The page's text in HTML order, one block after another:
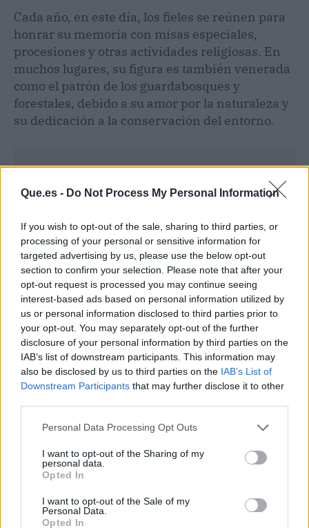
Que.es - Do Not Process My Personal Information
If you wish to opt-out of the sale, sharing to third parties, or
processing of your personal or sensitive information for
targeted advertising by us, please use the below opt-out
section to confirm your selection. Please note that after your
opt-out request is processed you may continue seeing
interest-based ads based on personal information utilized by
us or personal information disclosed to third parties prior to
your opt-out. You may separately opt-out of the further
disclosure of your personal information by third parties on the
IAB’s list of downstream participants. This information may
also be disclosed by us to third parties on the IAB’s List of
Downstream Participants that may further disclose it to other
Personal Data Processing Opt Outs
I want to opt-out of the Sharing of my
personal data.
Opted In
I want to opt-out of the Sale of my
Personal Data.
Opted In
Cada año, en este día, los fieles se reúnen para
honrar su memoria con misas especiales,
procesiones y otras actividades religiosas. En
muchos lugares, su figura es también venerada
como el patrón de los guardabosques y
forestales, debido a su amor por la naturaleza y
su dedicación a la conservación del entorno.
Publicidad